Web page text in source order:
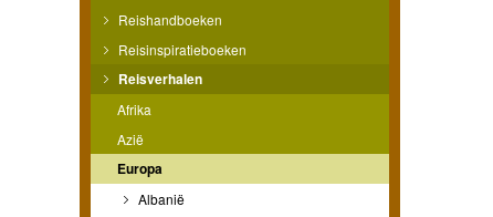
Reishandboeken
Reisinspiratieboeken
Reisverhalen
Afrika
Azië
Europa
Albanië